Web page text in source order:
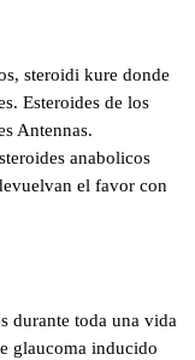
steroidi kure donde
Esteroides de los
Antennas.
anabolicos
el favor con
durante toda una vida
glaucoma inducido